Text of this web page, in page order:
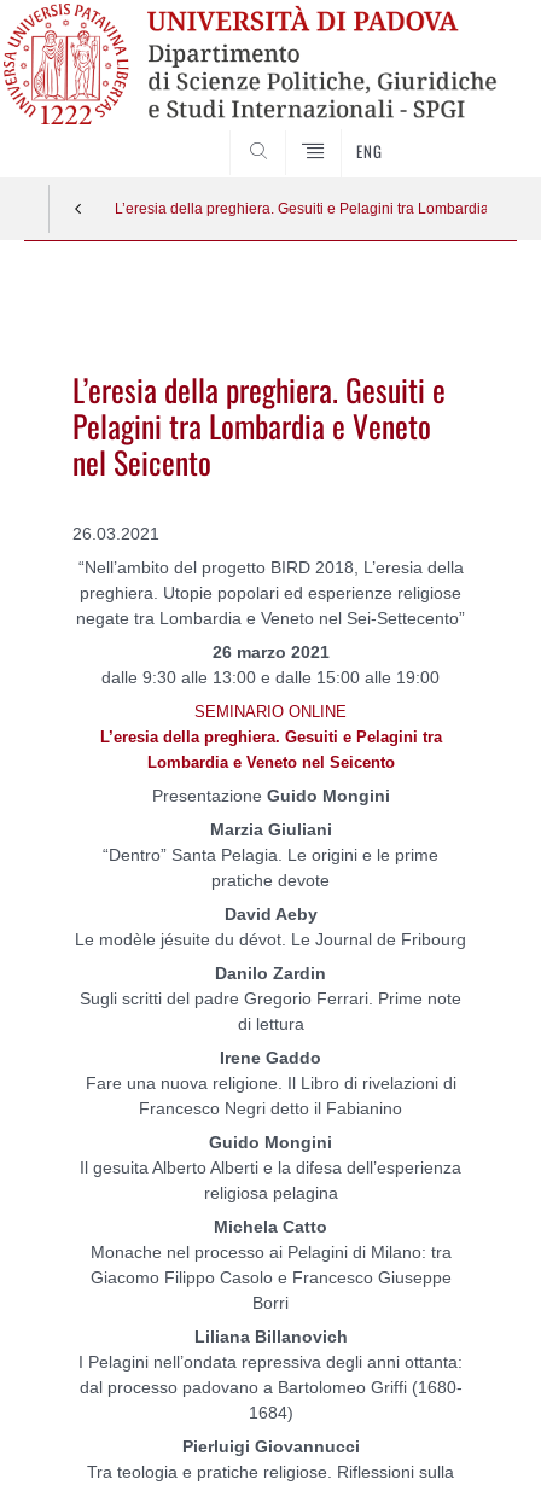
ENG
L’eresia della preghiera. Gesuiti e Pelagini tra Lombardia e
L’eresia della preghiera. Gesuiti e
Pelagini tra Lombardia e Veneto
nel Seicento
26.03.2021
“Nell’ambito del progetto BIRD 2018, L’eresia della
preghiera. Utopie popolari ed esperienze religiose
negate tra Lombardia e Veneto nel Sei-Settecento”
26 marzo 2021
dalle 9:30 alle 13:00 e dalle 15:00 alle 19:00
SEMINARIO ONLINE
L’eresia della preghiera. Gesuiti e Pelagini tra
Lombardia e Veneto nel Seicento
Presentazione Guido Mongini
Marzia Giuliani
“Dentro” Santa Pelagia. Le origini e le prime
pratiche devote
David Aeby
Le modèle jésuite du dévot. Le Journal de Fribourg
Danilo Zardin
Sugli scritti del padre Gregorio Ferrari. Prime note
di lettura
Irene Gaddo
Fare una nuova religione. Il Libro di rivelazioni di
Francesco Negri detto il Fabianino
Guido Mongini
Il gesuita Alberto Alberti e la difesa dell’esperienza
religiosa pelagina
Michela Catto
Monache nel processo ai Pelagini di Milano: tra
Giacomo Filippo Casolo e Francesco Giuseppe
Borri
Liliana Billanovich
I Pelagini nell’ondata repressiva degli anni ottanta:
dal processo padovano a Bartolomeo Griffi (1680-
1684)
Pierluigi Giovannucci
Tra teologia e pratiche religiose. Riflessioni sulla